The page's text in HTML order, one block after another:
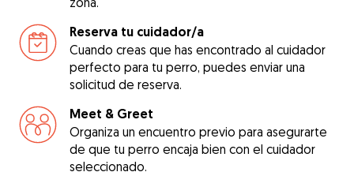
Reserva tu cuidador/a
Cuando creas que has encontrado al cuidador
perfecto para tu perro, puedes enviar una
solicitud de reserva.
Meet & Greet
Organiza un encuentro previo para asegurarte
de que tu perro encaja bien con el cuidador
seleccionado.